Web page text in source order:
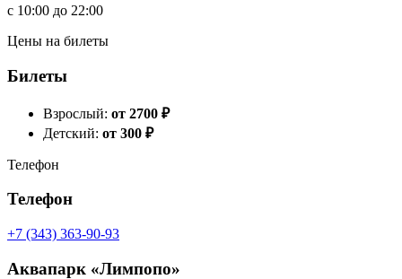
c 10:00 до 22:00
Цены на билеты
Билеты
Взрослый: от 2700 ₽
Детский: от 300 ₽
Телефон
Телефон
+7 (343) 363-90-93
Аквапарк «Лимпопо»